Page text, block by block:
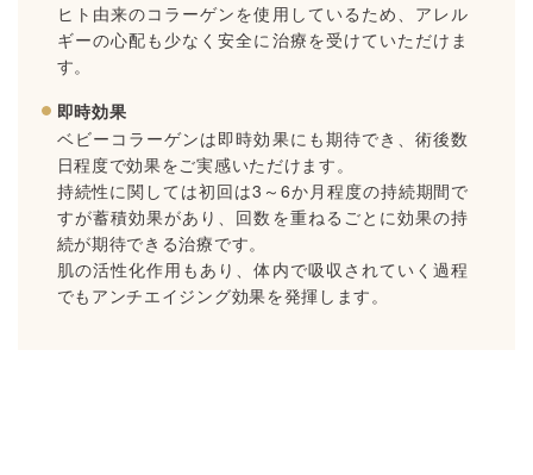
ヒト由来のコラーゲンを使用しているため、アレル
ギーの心配も少なく安全に治療を受けていただけま
す。
即時効果
ベビーコラーゲンは即時効果にも期待でき、術後数
日程度で効果をご実感いただけます。
持続性に関しては初回は3～6か月程度の持続期間で
すが蓄積効果があり、回数を重ねるごとに効果の持
続が期待できる治療です。
肌の活性化作用もあり、体内で吸収されていく過程
でもアンチエイジング効果を発揮します。